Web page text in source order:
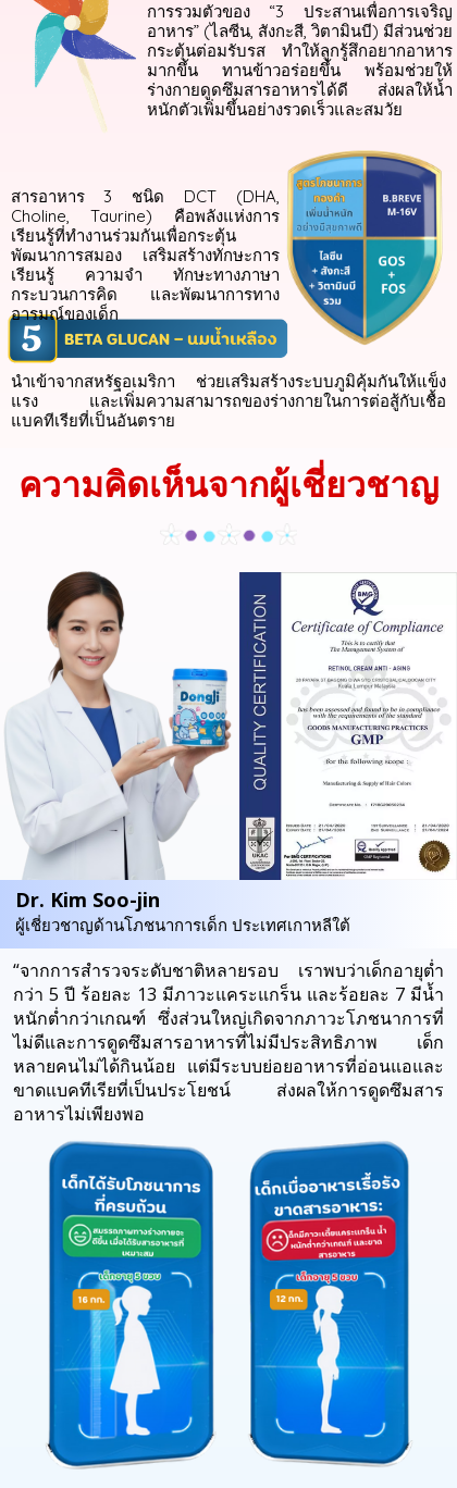
การรวมตัวของ “3 ประสานเพื่อการเจริญ
อาหาร” (ไลซีน, สังกะสี, วิตามินบี) มีส่วนช่วย
กระตุ้นต่อมรับรส ทำให้ลูกรู้สึกอยากอาหาร
มากขึ้น ทานข้าวอร่อยขึ้น พร้อมช่วยให้
ร่างกายดูดซึมสารอาหารได้ดี ส่งผลให้น้ำ
หนักตัวเพิ่มขึ้นอย่างรวดเร็วและสมวัย
สารอาหาร 3 ชนิด DCT (DHA,
Choline, Taurine) คือพลังแห่งการ
เรียนรู้ที่ทำงานร่วมกันเพื่อกระตุ้น
พัฒนาการสมอง เสริมสร้างทักษะการ
เรียนรู้ ความจำ ทักษะทางภาษา
กระบวนการคิด และพัฒนาการทาง
อารมณ์ของเด็ก
นำเข้าจากสหรัฐอเมริกา ช่วยเสริมสร้างระบบภูมิคุ้มกันให้แข็ง
แรง และเพิ่มความสามารถของร่างกายในการต่อสู้กับเชื้อ
แบคทีเรียที่เป็นอันตราย
Dr. Kim Soo-jin
“จากการสำรวจระดับชาติหลายรอบ เราพบว่าเด็กอายุต่ำ
กว่า 5 ปี ร้อยละ 13 มีภาวะแคระแกร็น และร้อยละ 7 มีน้ำ
หนักต่ำกว่าเกณฑ์ ซึ่งส่วนใหญ่เกิดจากภาวะโภชนาการที่
ไม่ดีและการดูดซึมสารอาหารที่ไม่มีประสิทธิภาพ เด็ก
หลายคนไม่ได้กินน้อย แต่มีระบบย่อยอาหารที่อ่อนแอและ
ขาดแบคทีเรียที่เป็นประโยชน์ ส่งผลให้การดูดซึมสาร
อาหารไม่เพียงพอ
ผู้เชี่ยวชาญด้านโภชนาการเด็ก ประเทศเกาหลีใต้
ความคิดเห็นจากผู้เชี่ยวชาญ